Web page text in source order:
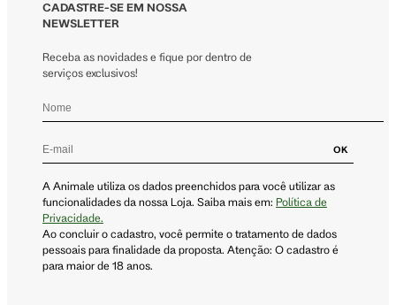
CADASTRE-SE EM NOSSA
NEWSLETTER
Receba as novidades e fique por dentro de
serviços exclusivos!
OK
A Animale utiliza os dados preenchidos para você utilizar as
funcionalidades da nossa Loja. Saiba mais em: Política de
Privacidade.
Ao concluir o cadastro, você permite o tratamento de dados
pessoais para finalidade da proposta. Atenção: O cadastro é
para maior de 18 anos.